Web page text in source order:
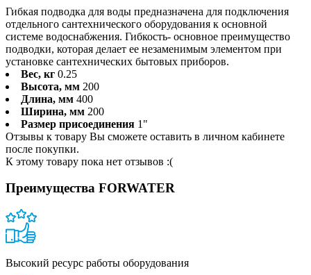
Гибкая подводка для воды предназначена для подключения
отдельного сантехнического оборудования к основной
системе водоснабжения. Гибкость- основное преимущество
подводки, которая делает ее незаменимым элементом при
установке сантехнических бытовых приборов.
Вес, кг 0.25
Высота, мм 200
Длина, мм 400
Ширина, мм 200
Размер присоединения 1"
Отзывы к товару Вы сможете оставить в личном кабинете
после покупки.
К этому товару пока нет отзывов :(
Преимущества FORWATER
Высокий ресурс работы оборудования